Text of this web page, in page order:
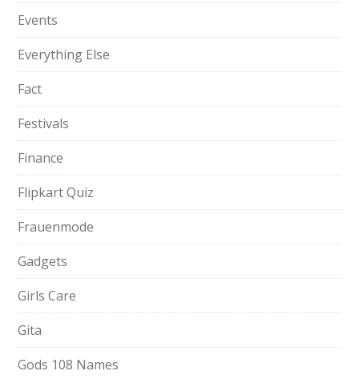
Events
Everything Else
Fact
Festivals
Finance
Flipkart Quiz
Frauenmode
Gadgets
Girls Care
Gita
Gods 108 Names